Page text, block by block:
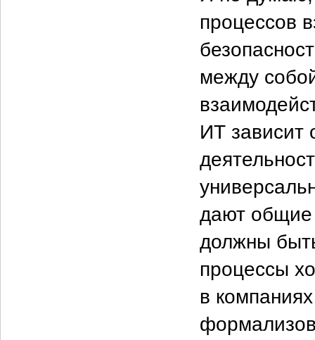
процессов
между
ИТ зависит
дают общие
должны
процессы
в